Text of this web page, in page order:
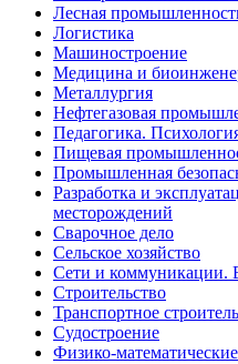
Лесная
Логистика
Машиностроение
Медицина и
Металлургия
Нефтегазовая
Педагогика.
Пищевая
Промышленная
Разработка и
месторождений
Сварочное дело
Сельское хозяйство
Сети и коммуникации.
Строительство
Транспортное
Судостроение
Физико-